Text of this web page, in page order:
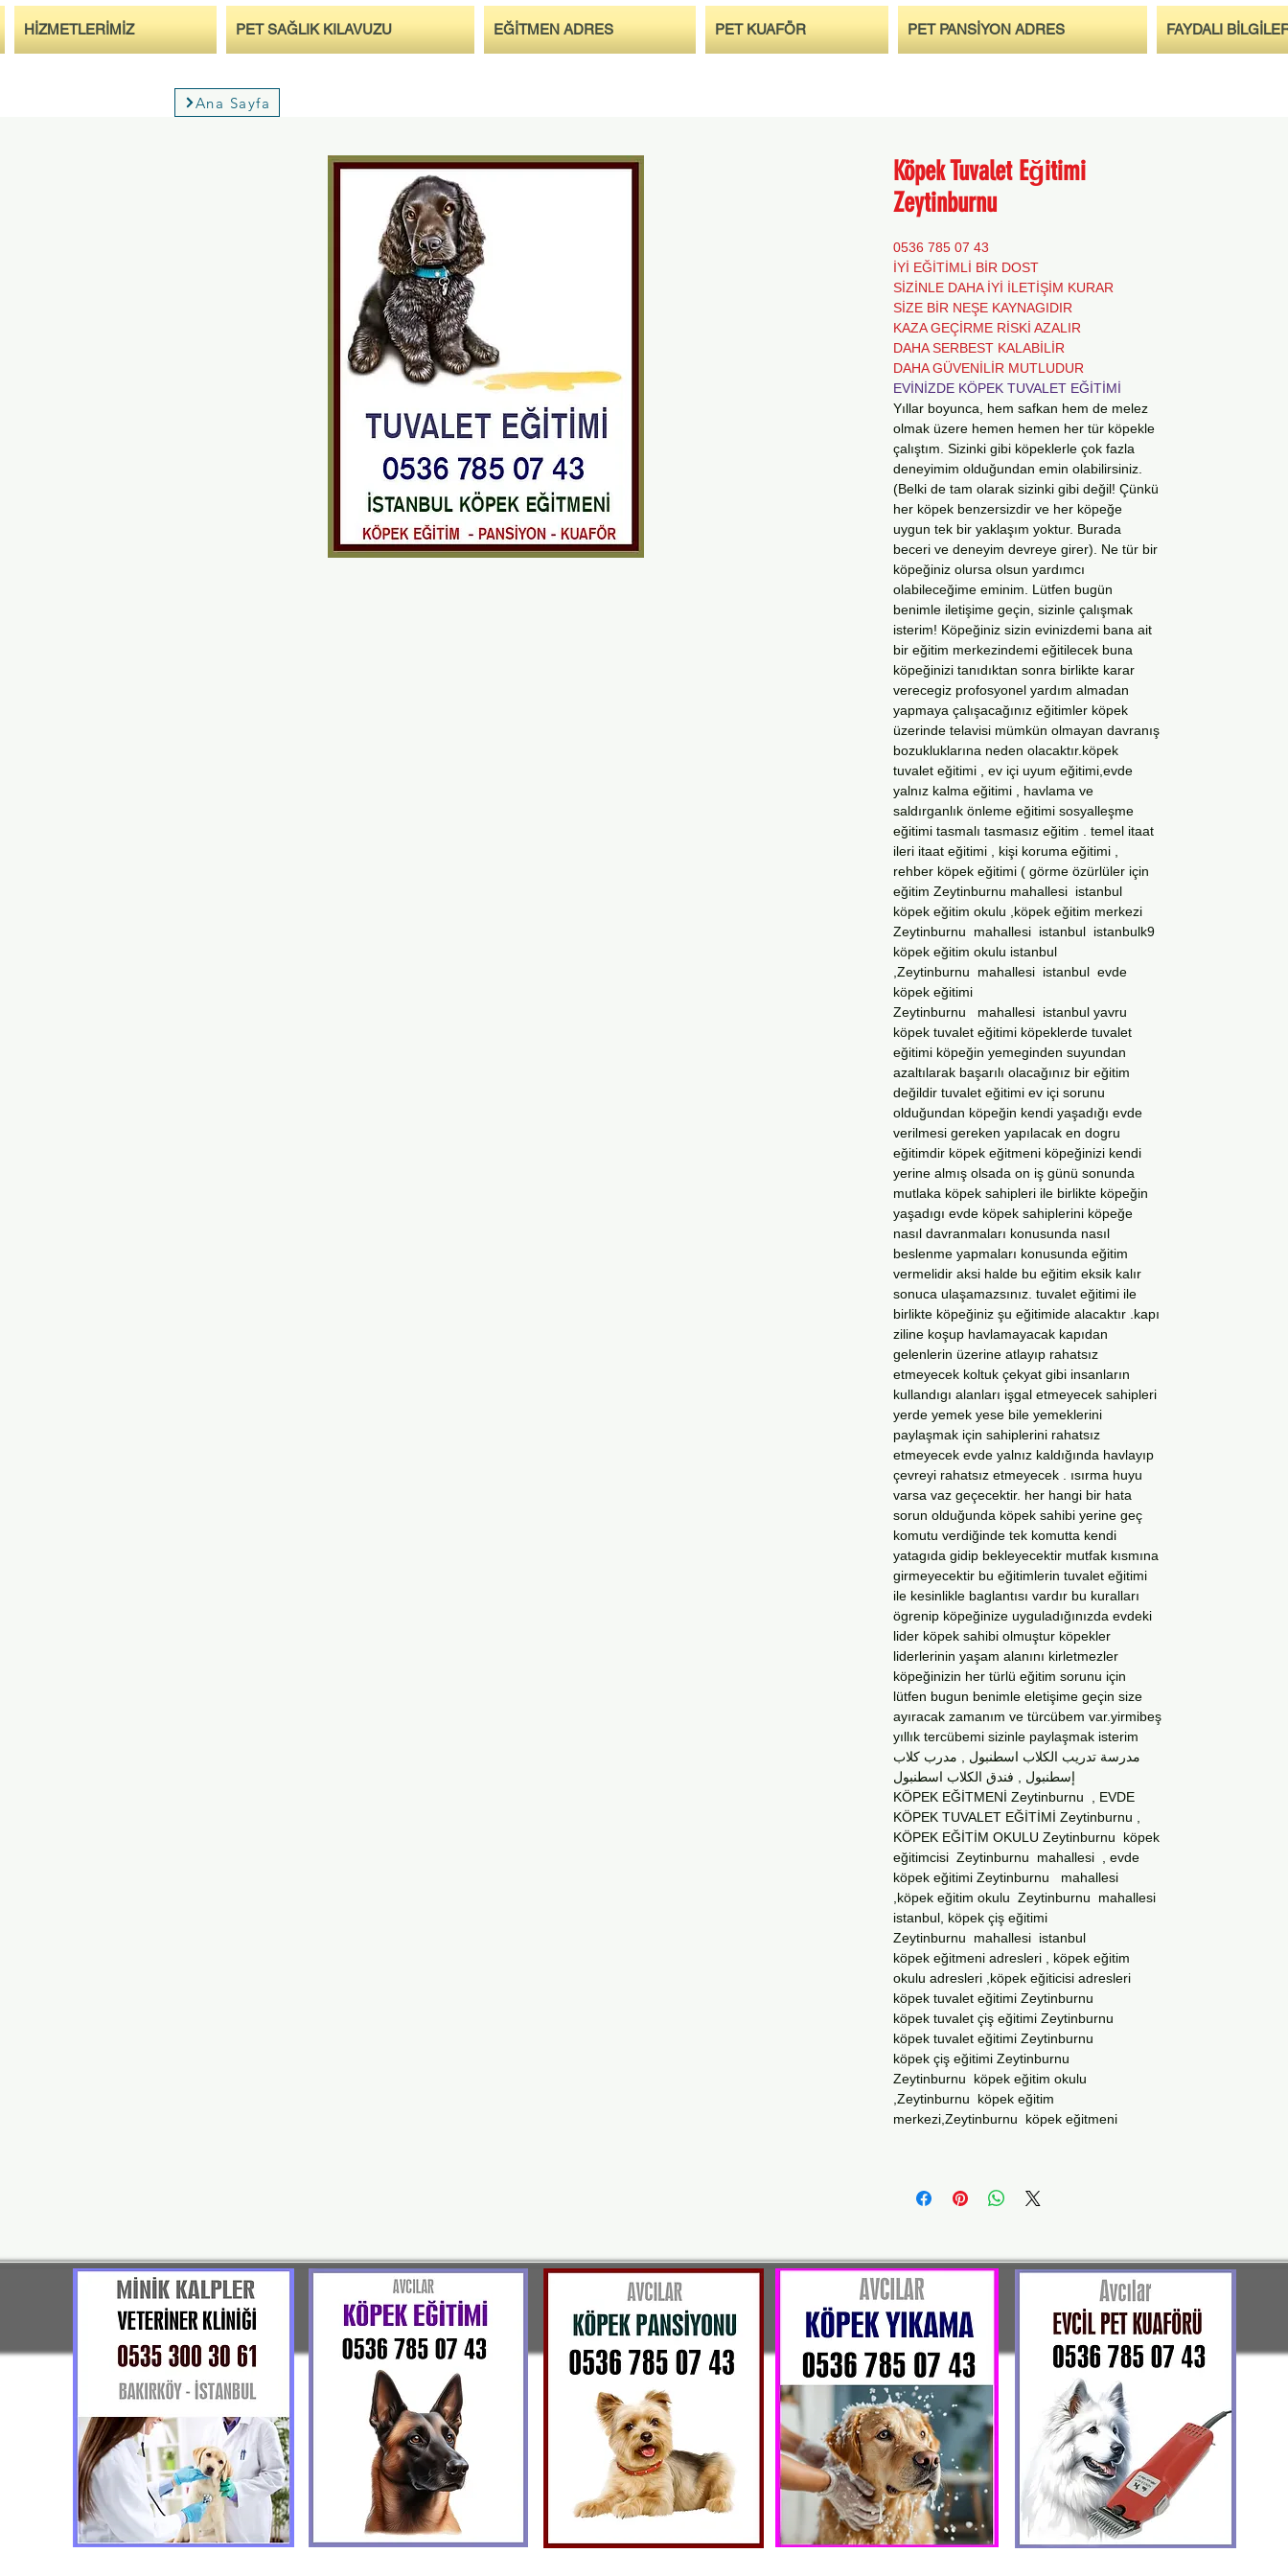
HİZMETLERİMİZ PET SAĞLIK KILAVUZU EĞİTMEN ADRES PET KUAFÖR PET PANSİYON ADRES FAYDALI
Ana Sayfa
Köpek Tuvalet Eğitimi
Zeytinburnu
0536 785 07 43
İYİ EĞİTİMLİ BİR DOST
SİZİNLE DAHA İYİ İLETİŞİM KURAR
SİZE BİR NEŞE KAYNAGIDIR
KAZA GEÇİRME RİSKİ AZALIR
DAHA SERBEST KALABİLİR
DAHA GÜVENİLİR MUTLUDUR
EVİNİZDE KÖPEK TUVALET EĞİTİMİ
Yıllar boyunca, hem safkan hem de melez
olmak üzere hemen hemen her tür köpekle
çalıştım. Sizinki gibi köpeklerle çok fazla
deneyimim olduğundan emin olabilirsiniz.
(Belki de tam olarak sizinki gibi değil! Çünkü
her köpek benzersizdir ve her köpeğe
uygun tek bir yaklaşım yoktur. Burada
beceri ve deneyim devreye girer). Ne tür bir
köpeğiniz olursa olsun yardımcı
olabileceğime eminim. Lütfen bugün
benimle iletişime geçin, sizinle çalışmak
isterim! Köpeğiniz sizin evinizdemi bana ait
bir eğitim merkezindemi eğitilecek buna
köpeğinizi tanıdıktan sonra birlikte karar
verecegiz profosyonel yardım almadan
yapmaya çalışacağınız eğitimler köpek
üzerinde telavisi mümkün olmayan davranış
bozukluklarına neden olacaktır.köpek
tuvalet eğitimi , ev içi uyum eğitimi,evde
yalnız kalma eğitimi , havlama ve
saldırganlık önleme eğitimi sosyalleşme
eğitimi tasmalı tasmasız eğitim . temel itaat
ileri itaat eğitimi , kişi koruma eğitimi ,
rehber köpek eğitimi ( görme özürlüler için
eğitim Zeytinburnu mahallesi istanbul
köpek eğitim okulu ,köpek eğitim merkezi
Zeytinburnu mahallesi istanbul istanbulk9
köpek eğitim okulu istanbul
,Zeytinburnu mahallesi istanbul evde
köpek eğitimi
Zeytinburnu mahallesi istanbul yavru
köpek tuvalet eğitimi köpeklerde tuvalet
eğitimi köpeğin yemeginden suyundan
azaltılarak başarılı olacağınız bir eğitim
değildir tuvalet eğitimi ev içi sorunu
olduğundan köpeğin kendi yaşadığı evde
verilmesi gereken yapılacak en dogru
eğitimdir köpek eğitmeni köpeğinizi kendi
yerine almış olsada on iş günü sonunda
mutlaka köpek sahipleri ile birlikte köpeğin
yaşadıgı evde köpek sahiplerini köpeğe
nasıl davranmaları konusunda nasıl
beslenme yapmaları konusunda eğitim
vermelidir aksi halde bu eğitim eksik kalır
sonuca ulaşamazsınız. tuvalet eğitimi ile
birlikte köpeğiniz şu eğitimide alacaktır .kapı
ziline koşup havlamayacak kapıdan
gelenlerin üzerine atlayıp rahatsız
etmeyecek koltuk çekyat gibi insanların
kullandıgı alanları işgal etmeyecek sahipleri
yerde yemek yese bile yemeklerini
paylaşmak için sahiplerini rahatsız
etmeyecek evde yalnız kaldığında havlayıp
çevreyi rahatsız etmeyecek . ısırma huyu
varsa vaz geçecektir. her hangi bir hata
sorun olduğunda köpek sahibi yerine geç
komutu verdiğinde tek komutta kendi
yatagıda gidip bekleyecektir mutfak kısmına
girmeyecektir bu eğitimlerin tuvalet eğitimi
ile kesinlikle baglantısı vardır bu kuralları
ögrenip köpeğinize uyguladığınızda evdeki
lider köpek sahibi olmuştur köpekler
liderlerinin yaşam alanını kirletmezler
köpeğinizin her türlü eğitim sorunu için
lütfen bugun benimle eletişime geçin size
ayıracak zamanım ve türcübem var.yirmibeş
yıllık tercübemi sizinle paylaşmak isterim
مدرسة تدريب الكلاب اسطنبول , مدرب كلاب
إسطنبول , فندق الكلاب اسطنبول
KÖPEK EĞİTMENİ Zeytinburnu , EVDE
KÖPEK TUVALET EĞİTİMİ Zeytinburnu ,
KÖPEK EĞİTİM OKULU Zeytinburnu köpek
eğitimcisi Zeytinburnu mahallesi , evde
köpek eğitimi Zeytinburnu mahallesi
,köpek eğitim okulu Zeytinburnu mahallesi
istanbul, köpek çiş eğitimi
Zeytinburnu mahallesi istanbul
köpek eğitmeni adresleri , köpek eğitim
okulu adresleri ,köpek eğiticisi adresleri
köpek tuvalet eğitimi Zeytinburnu
köpek tuvalet çiş eğitimi Zeytinburnu
köpek tuvalet eğitimi Zeytinburnu
köpek çiş eğitimi Zeytinburnu
Zeytinburnu köpek eğitim okulu
,Zeytinburnu köpek eğitim
merkezi,Zeytinburnu köpek eğitmeni